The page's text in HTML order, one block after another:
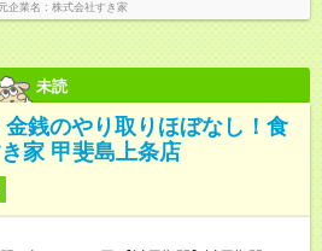
企業名 株式会社すき家
未読
銭のやり取りほぼなし！食
家 甲斐島上条店